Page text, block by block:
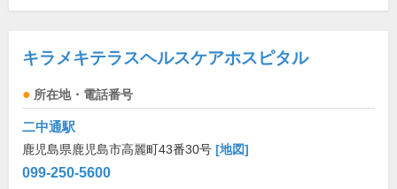
キラメキテラスヘルスケアホスピタル
所在地・電話番号
二中通駅
鹿児島県鹿児島市高麗町43番30号 [地図]
099-250-5600